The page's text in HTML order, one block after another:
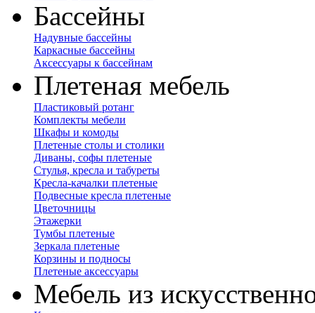
Бассейны
Надувные бассейны
Каркасные бассейны
Аксессуары к бассейнам
Плетеная мебель
Пластиковый ротанг
Комплекты мебели
Шкафы и комоды
Плетеные столы и столики
Диваны, софы плетеные
Стулья, кресла и табуреты
Кресла-качалки плетеные
Подвесные кресла плетеные
Цветочницы
Этажерки
Тумбы плетеные
Зеркала плетеные
Корзины и подносы
Плетеные аксессуары
Мебель из